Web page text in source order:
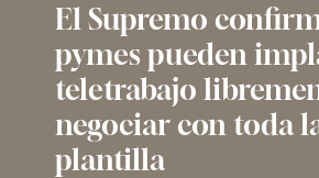
El Supremo
pymes pueden
teletrabajo
negociar con toda
plantilla